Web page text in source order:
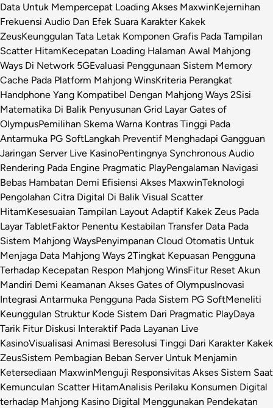
Data Untuk Mempercepat Loading Akses MaxwinKejernihan
Frekuensi Audio Dan Efek Suara Karakter Kakek
ZeusKeunggulan Tata Letak Komponen Grafis Pada Tampilan
Scatter HitamKecepatan Loading Halaman Awal Mahjong
Ways Di Network 5GEvaluasi Penggunaan Sistem Memory
Cache Pada Platform Mahjong WinsKriteria Perangkat
Handphone Yang Kompatibel Dengan Mahjong Ways 2Sisi
Matematika Di Balik Penyusunan Grid Layar Gates of
OlympusPemilihan Skema Warna Kontras Tinggi Pada
Antarmuka PG SoftLangkah Preventif Menghadapi Gangguan
Jaringan Server Live KasinoPentingnya Synchronous Audio
Rendering Pada Engine Pragmatic PlayPengalaman Navigasi
Bebas Hambatan Demi Efisiensi Akses MaxwinTeknologi
Pengolahan Citra Digital Di Balik Visual Scatter
HitamKesesuaian Tampilan Layout Adaptif Kakek Zeus Pada
Layar TabletFaktor Penentu Kestabilan Transfer Data Pada
Sistem Mahjong WaysPenyimpanan Cloud Otomatis Untuk
Menjaga Data Mahjong Ways 2Tingkat Kepuasan Pengguna
Terhadap Kecepatan Respon Mahjong WinsFitur Reset Akun
Mandiri Demi Keamanan Akses Gates of OlympusInovasi
Integrasi Antarmuka Pengguna Pada Sistem PG SoftMeneliti
Keunggulan Struktur Kode Sistem Dari Pragmatic PlayDaya
Tarik Fitur Diskusi Interaktif Pada Layanan Live
KasinoVisualisasi Animasi Beresolusi Tinggi Dari Karakter Kakek
ZeusSistem Pembagian Beban Server Untuk Menjamin
Ketersediaan MaxwinMenguji Responsivitas Akses Sistem Saat
Kemunculan Scatter HitamAnalisis Perilaku Konsumen Digital
terhadap Mahjong Kasino Digital Menggunakan Pendekatan